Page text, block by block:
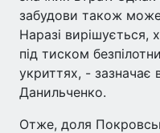
забудови також може
Наразі вирішується,
під тиском
укриттях, - зазначає
Данильченко.
Отже, доля